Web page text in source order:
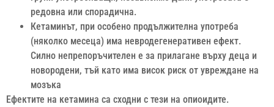
редовна или спорадична.
Кетаминът, при особено продължителна употреба
(няколко месеца) има невродегенеративен ефект.
Силно непрепоръчителен е за прилагане върху деца и
новородени, тъй като има висок риск от увреждане на
мозъка
Ефектите на кетамина са сходни с тези на опиоидите.